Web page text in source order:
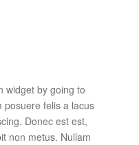
widget by going to
posuere felis a lacus
Donec est est,
non metus. Nullam